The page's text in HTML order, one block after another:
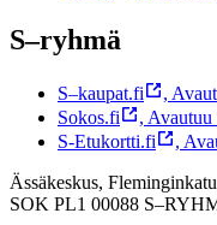
S–ryhmä
S–kaupat.fi ,
Sokos.fi
, Avautuu
S-Etukortti.fi
,
Ässäkeskus,
SOK PL1 00088